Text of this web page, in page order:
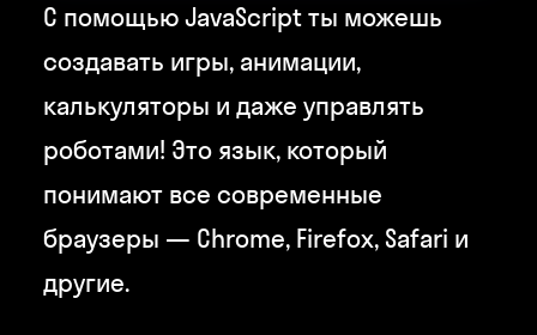
С помощью JavaScript ты можешь
создавать игры, анимации,
калькуляторы и даже управлять
роботами! Это язык, который
понимают все современные
браузеры — Chrome, Firefox, Safari и
другие.